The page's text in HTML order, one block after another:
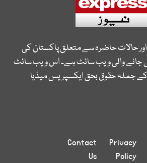
حالات حاضرہ سے متعلق پاکستان کی
جانے والی ویب سائٹ ہے۔ اس ویب سائٹ
کے جملہ حقوق بحق ایکسپریس میڈیا
Privacy
Policy
Contact
Us